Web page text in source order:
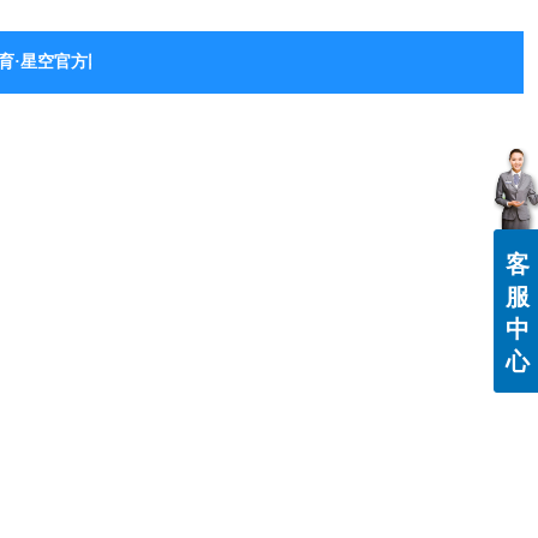
·星空官方网站-星空体育（中国）
客
服
中
心